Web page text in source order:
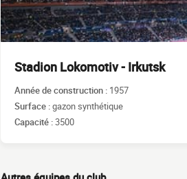
Stadion Lokomotiv - Irkutsk
Année de construction : 1957
Surface :gazon synthétique
Capacité :3500